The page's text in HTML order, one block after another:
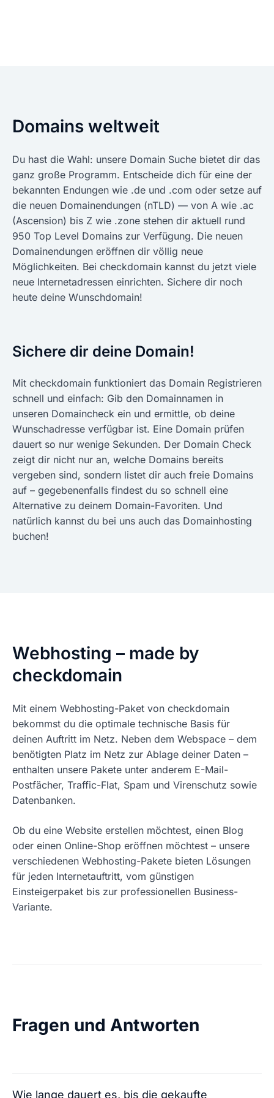
Domains weltweit
Du hast die Wahl: unsere Domain Suche bietet dir das
ganz große Programm. Entscheide dich für eine der
bekannten Endungen wie .de und .com oder setze auf
die neuen Domainendungen (nTLD) — von A wie .ac
(Ascension) bis Z wie .zone stehen dir aktuell rund
950 Top Level Domains zur Verfügung. Die neuen
Domainendungen eröffnen dir völlig neue
Möglichkeiten. Bei checkdomain kannst du jetzt viele
neue Internetadressen einrichten. Sichere dir noch
heute deine Wunschdomain!
Sichere dir deine Domain!
Mit checkdomain funktioniert das Domain Registrieren
schnell und einfach: Gib den Domainnamen in
unseren Domaincheck ein und ermittle, ob deine
Wunschadresse verfügbar ist. Eine Domain prüfen
dauert so nur wenige Sekunden. Der Domain Check
zeigt dir nicht nur an, welche Domains bereits
vergeben sind, sondern listet dir auch freie Domains
auf – gegebenenfalls findest du so schnell eine
Alternative zu deinem Domain-Favoriten. Und
natürlich kannst du bei uns auch das Domainhosting
buchen!
Webhosting – made by
checkdomain
Mit einem Webhosting-Paket von checkdomain
bekommst du die optimale technische Basis für
deinen Auftritt im Netz. Neben dem Webspace – dem
benötigten Platz im Netz zur Ablage deiner Daten –
enthalten unsere Pakete unter anderem E-Mail-
Postfächer, Traffic-Flat, Spam und Virenschutz sowie
Datenbanken.
Ob du eine Website erstellen möchtest, einen Blog
oder einen Online-Shop eröffnen möchtest – unsere
verschiedenen Webhosting-Pakete bieten Lösungen
für jeden Internetauftritt, vom günstigen
Einsteigerpaket bis zur professionellen Business-
Variante.
Fragen und Antworten
Wie lange dauert es, bis die gekaufte